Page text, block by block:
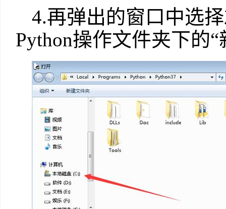
4.再弹出的窗口中选
Python操作文件夹下的“